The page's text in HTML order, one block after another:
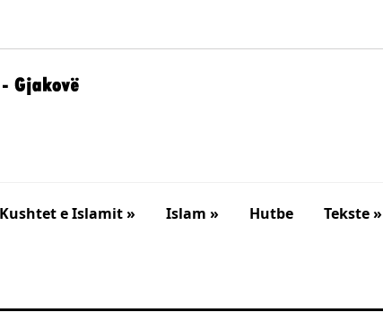
Kushtet e Islamit » Islam » Hutbe Tekste »